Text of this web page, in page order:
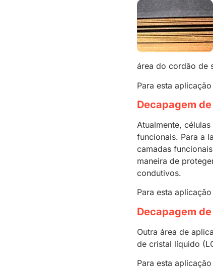
área do cordão de
Para esta
Decapagem
Atualmente,
funcionais. Para a
camadas
maneira de
condutivos.
Para esta
Decapagem
Outra área de
de cristal líquido
Para esta